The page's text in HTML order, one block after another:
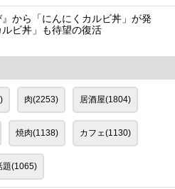
』から「にんにくカルビ丼」が発
ビ丼」も待望の復活
肉(2253) 居酒屋(1804)
焼肉(1138) カフェ(1130)
題(1065)